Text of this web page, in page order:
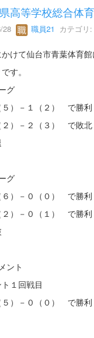
高等学校総合体
28 職員21 カテゴリ:
けて仙台市青葉体育
す。
グ
）－１（２） で勝利
）－２（３） で敗北
グ
）－０（０） で勝利
）－０（１） で勝利
ント
１回戦目
）－０（０） で勝利